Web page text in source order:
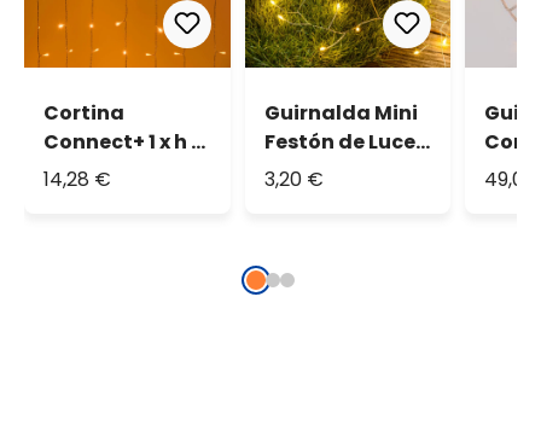
Cortina
Connect+ 1 x h 1
m, 100 led
14,28 €
Guirnalda Mini
Festón de Luces
a pilas 1,2 m, 60
plata
3,20 €
500